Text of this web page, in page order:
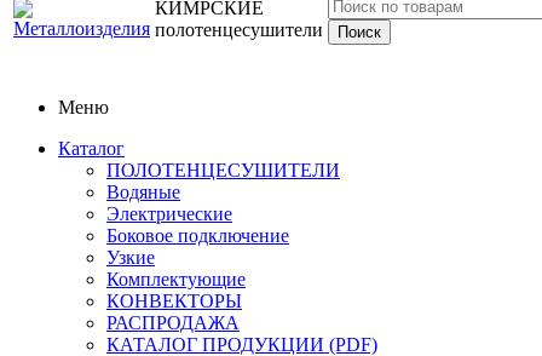
КИМРСКИЕ
полотенцесушители
Меню
Каталог
ПОЛОТЕНЦЕСУШИТЕЛИ
Водяные
Электрические
Боковое подключение
Узкие
Комплектующие
КОНВЕКТОРЫ
РАСПРОДАЖА
КАТАЛОГ ПРОДУКЦИИ (PDF)